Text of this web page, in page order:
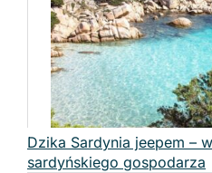
Dzika Sardynia jeepem –
sardyńskiego gospodarza